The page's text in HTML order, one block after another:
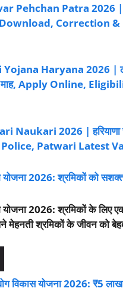
Pehchan Patra 2026 |
Download, Correction
Haryana 2026 |
माह, Apply Online,
Naukari 2026 | हरियाणा
Police, Patwari Latest
योजना 2026: श्रमिकों को
योजना 2026: श्रमिकों के लिए
मेहनती श्रमिकों के जीवन को
विकास योजना 2026: ₹5